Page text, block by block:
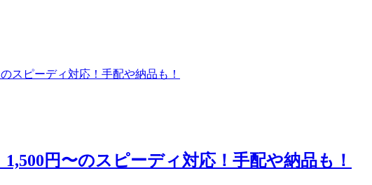
円〜のスピーディ対応！手配や納品も！